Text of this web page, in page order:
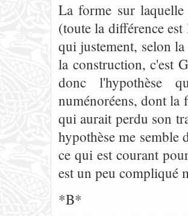
La forme sur
(toute la différence
qui justement, selon
la construction, c'est
donc l'hypothèse
numénoréens, dont la
qui aurait perdu son
hypothèse me semble
ce qui est courant
est un peu compliqué
*B*